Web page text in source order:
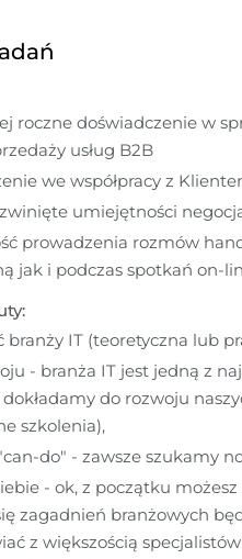
roczne doświadczenie w
usług B2B
we współpracy z
umiejętności
prowadzenia rozmów
jak i podczas spotkań on-
branży IT (teoretyczna lub
- branża IT jest jedną z
do rozwoju
szkolenia),
do" - zawsze szukamy
- ok, z początku
zagadnień branżowych
z większością specjalistów